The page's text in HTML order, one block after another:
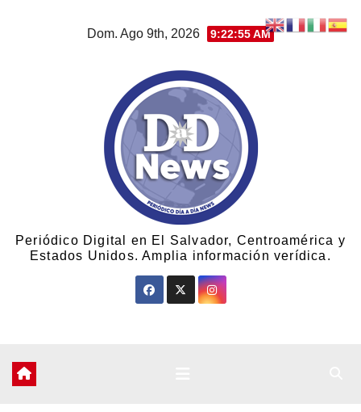
Dom. Ago 9th, 2026 9:22:55 AM
Periódico Digital en El Salvador, Centroamérica y
Estados Unidos. Amplia información verídica.